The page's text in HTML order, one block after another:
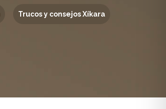
Trucos y consejos Xíkara